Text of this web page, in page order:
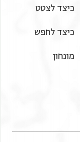
כיצד לצטט
כיצד לחפש
מונחון